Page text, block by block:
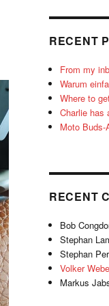
RECENT
From my
Warum
Where to
Charlie has
Moto Buds-
RECENT
Bob
Stephan
Stephan
Volker
Markus